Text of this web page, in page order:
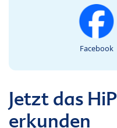
Facebook
Jetzt das
erkunden